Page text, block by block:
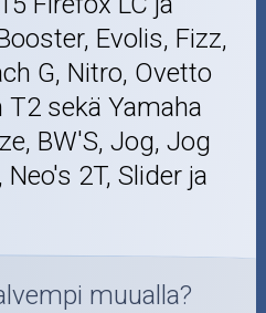
Evolis, Fizz,
G, Nitro, Ovetto
sekä Yamaha
BW'S, Jog, Jog
Neo's 2T, Slider ja
muualla?